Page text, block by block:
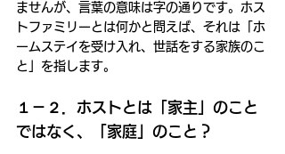
ませんが、言葉の意味は字の通りです。ホス
トファミリーとは何かと問えば、それは「ホ
ームステイを受け入れ、世話をする家族のこ
と」を指します。
１－２．ホストとは「家主」のこと
ではなく、「家庭」のこと？